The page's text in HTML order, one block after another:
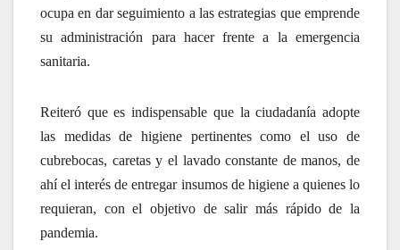
ocupa en dar seguimiento a las estrategias que emprende
su administración para hacer frente a la emergencia
sanitaria.
Reiteró que es indispensable que la ciudadanía adopte
las medidas de higiene pertinentes como el uso de
cubrebocas, caretas y el lavado constante de manos, de
ahí el interés de entregar insumos de higiene a quienes lo
requieran, con el objetivo de salir más rápido de la
pandemia.